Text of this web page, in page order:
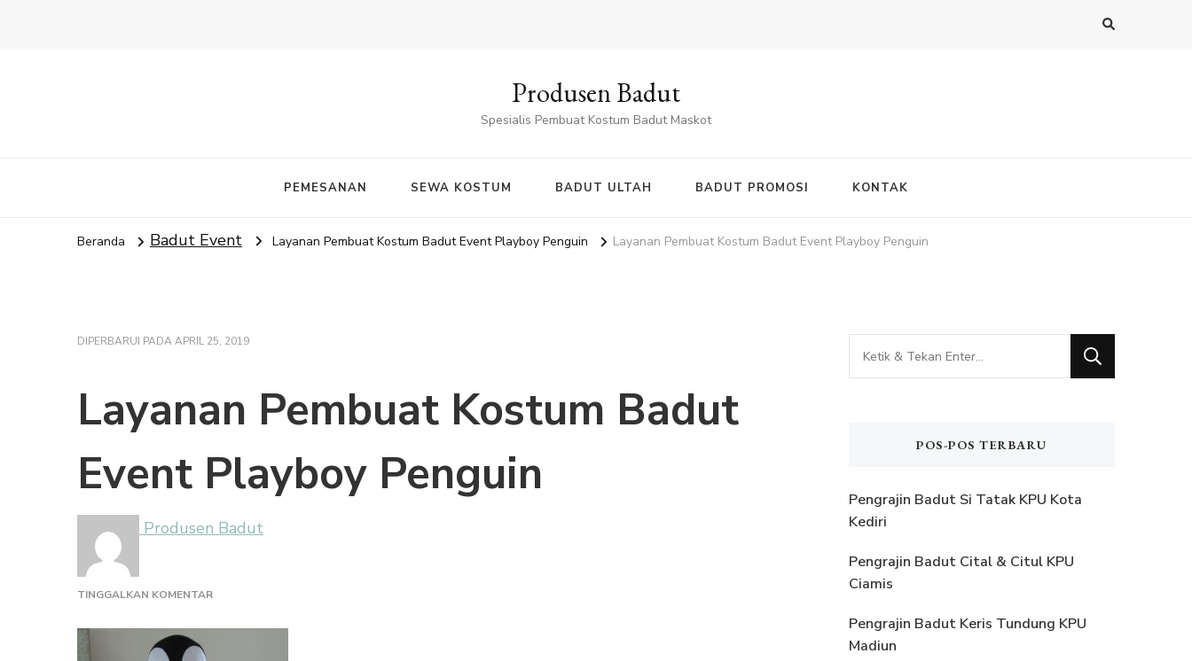
Produsen Badut
Spesialis Pembuat Kostum Badut Maskot
PEMESANAN SEWA KOSTUM BADUT ULTAH BADUT PROMOSI KONTAK
Beranda Badut Event Layanan Pembuat Kostum Badut Event Playboy Penguin Layanan Pembuat Kostum Badut Event Playboy Penguin
DIPERBARUI PADAAPRIL 25, 2019
Layanan Pembuat Kostum Badut
Event Playboy Penguin
Produsen Badut
TINGGALKAN KOMENTARPADA
PEMBUAT
Mencari
Sesuatu?
POS-POS TERBARU
Pengrajin Badut Si Tatak KPU Kota
Kediri
Pengrajin Badut Cital & Citul KPU
Ciamis
Pengrajin Badut Keris Tundung KPU
Madiun